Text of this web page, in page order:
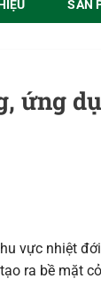
SẢN
ứng
vực nhiệt
ra bề mặt